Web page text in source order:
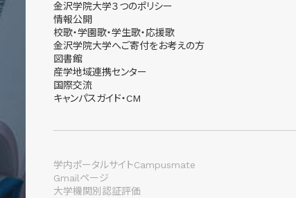
金沢学院大学３つのポリシー
情報公開
校歌・学園歌・学生歌・応援歌
金沢学院大学へご寄付をお考えの方
図書館
産学地域連携センター
国際交流
キャンパスガイド・CM
学内ポータルサイトCampusmate
Gmailページ
大学機関別認証評価